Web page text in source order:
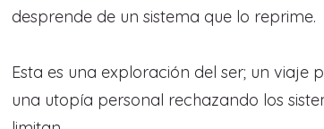
desprende de un sistema que lo reprime.​
Esta es una exploración del ser; un viaje
una utopía personal rechazando los